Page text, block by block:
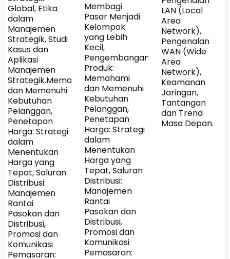
Global, Etika
dalam
Manajemen
Strategik, Studi
Kasus dan
Aplikasi
Manajemen
Strategik.Memahami
dan Memenuhi
Kebutuhan
Pelanggan,
Penetapan
Harga: Strategi
dalam
Menentukan
Harga yang
Tepat, Saluran
Distribusi:
Manajemen
Rantai
Pasokan dan
Distribusi,
Promosi dan
Komunikasi
Pemasaran:
Membagi
Pasar Menjadi
Kelompok
yang Lebih
Kecil,
Pengembangan
Produk:
Memahami
dan Memenuhi
Kebutuhan
Pelanggan,
Penetapan
Harga: Strategi
dalam
Menentukan
Harga yang
Tepat, Saluran
Distribusi:
Manajemen
Rantai
Pasokan dan
Distribusi,
Promosi dan
Komunikasi
Pemasaran:
LAN (Local
Area
Network),
Pengenalan
WAN (Wide
Area
Network),
Keamanan
Jaringan,
Tantangan
dan Trend
Masa Depan.